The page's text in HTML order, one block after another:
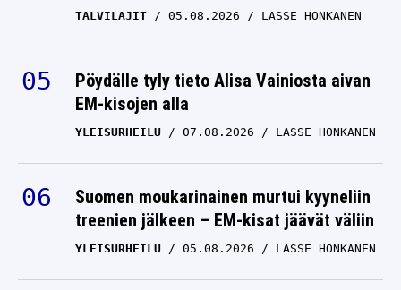
TALVILAJIT 05.08.2026 LASSE HONKANEN
Pöydälle tyly tieto Alisa Vainiosta aivan
EM-kisojen alla
YLEISURHEILU 07.08.2026 LASSE HONKANEN
Suomen moukarinainen murtui kyyneliin
treenien jälkeen – EM-kisat jäävät väliin
YLEISURHEILU 05.08.2026 LASSE HONKANEN